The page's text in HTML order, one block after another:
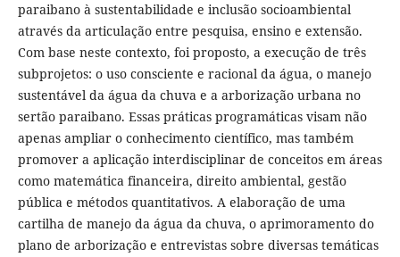
paraibano à sustentabilidade e inclusão socioambiental
através da articulação entre pesquisa, ensino e extensão.
Com base neste contexto, foi proposto, a execução de três
subprojetos: o uso consciente e racional da água, o manejo
sustentável da água da chuva e a arborização urbana no
sertão paraibano. Essas práticas programáticas visam não
apenas ampliar o conhecimento científico, mas também
promover a aplicação interdisciplinar de conceitos em áreas
como matemática financeira, direito ambiental, gestão
pública e métodos quantitativos. A elaboração de uma
cartilha de manejo da água da chuva, o aprimoramento do
plano de arborização e entrevistas sobre diversas temáticas